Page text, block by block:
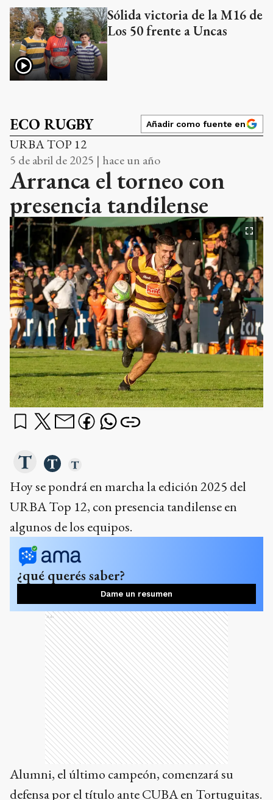
Sólida victoria de la M16 de
Los 50 frente a Uncas
ECO RUGBY Añadir como fuente en
URBA TOP 12
5 de abril de 2025 | hace un año
Arranca el torneo con
presencia tandilense
Hoy se pondrá en marcha la edición 2025 del
URBA Top 12, con presencia tandilense en
algunos de los equipos.
¿qué querés saber?
Dame un resumen
Ads
Alumni, el último campeón, comenzará su
defensa por el título ante CUBA en Tortuguitas.